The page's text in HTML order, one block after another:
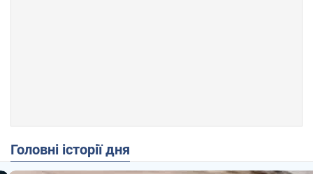
Головні історії дня